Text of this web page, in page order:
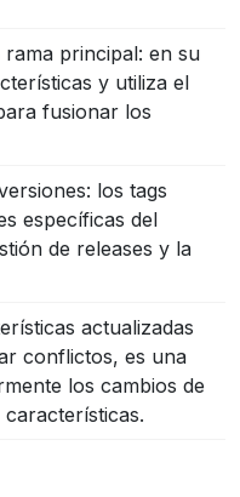
principal: en su
y utiliza el
fusionar los
los tags
específicas del
de releases y la
actualizadas
conflictos, es una
los cambios de